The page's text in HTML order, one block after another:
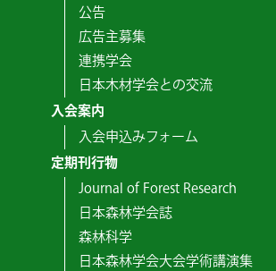
公告
広告主募集
連携学会
日本木材学会との交流
入会案内
入会申込みフォーム
定期刊行物
Journal of Forest Research
日本森林学会誌
森林科学
日本森林学会大会学術講演集